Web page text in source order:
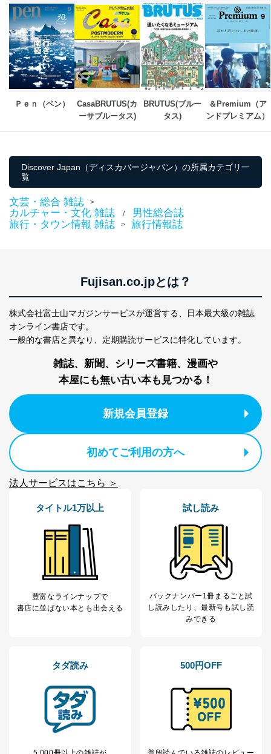
個人情報保護管理者: 経営管理グループディレクター 前
田 嘉也
２．利用目的
当社が取り扱う開示対象個人情報の利用目的は次のとお
りです。
利用目的
1 ービス等をご利用
の方の個人情報
購入商品の配送のため
商品代金回収のため
個人が特定できない形で取得した
閲覧履歴や購買履歴等の情報を分
析して、趣味・嗜好に
広告のため
当社にお問合わせ
いただいた方の個
お問い合わせ対応、トラブル対
処、オペレーター教育など応対品
3
当社カスタマーQ＆
ｅメール等によるカスタマーQ＆A
サイトのサービス内容のご案内の
ｅメール等による商品、サービ
るご案内のため
個人情報
当社の従業者の個
人情報
人事、総務などの雇用管理等のた
め
パートナー（提携
企業）からの委託
購入商品配送のため
提携企業及びお客様がご購入され
た商品の発売元企業からのｅメー
に関するご案内のため
7 トに登録された方
お問い合わせ対応、トラブル対
その他当社のプライバシーポリシ
ー等にて公表する利用目的達成の
※上記の利用目的のうちNo.1～5については保有個人デ
ータ（開示対象個人情報）の利用目的であり、下記4.の
なお、6、7については、パートナー（提携企業）様又は
各SNS運営会社様にご請求いただきますようお願い致し
当社は、取得した個人情報を適切に管理し､あらかじめ
ません。ただし、次の場合は除きます。
法令に基づく場合
人の生命､身体または財産の保護のために必要がある
場合であって、本人の同意を得ることが困難であると
公衆衛生の向上または児童の健全な育成の推進のため
Ｐｅｎ（ペン）
CasaBRUTUS(カ
ーサブルータス)
BRUTUS(ブルー
タス)
＆Premium（ア
ンドプレミアム）
Discover Japan（ディスカバージャパン）の所属カテゴリ一
覧
文芸・総合 雑誌 >
カルチャー・文化 雑誌 /
男性総合誌
旅行・タウン情報 雑誌
> 旅行情報誌
Fujisan.co.jpとは？
株式会社富士山マガジンサービスが運営する、
日本最大級の雑誌
オンライン書店です。
一般的な書店と異なり、 定期購読サービスに特化しています。
雑誌、新聞、シリーズ書籍、漫画や
本屋にも無い古い本も見つかる！
新規会員登録
初めてご利用の方へ
法人サービスはこちら ＞
タイトル1万以上
豊富なラインナップで
書店に並ばない本とも出会える
試し読み
バックナンバー1冊まるごと試
し読み したり、最新号も試し読
みできる
タダ読み 500円OFF